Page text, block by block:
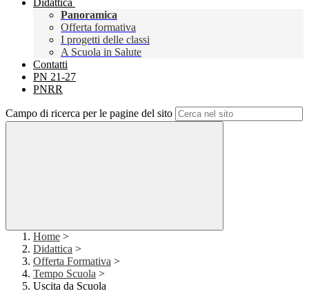
Didattica
Panoramica
Offerta formativa
I progetti delle classi
A Scuola in Salute
Contatti
PN 21-27
PNRR
Campo di ricerca per le pagine del sito
Home >
Didattica >
Offerta Formativa >
Tempo Scuola >
Uscita da Scuola